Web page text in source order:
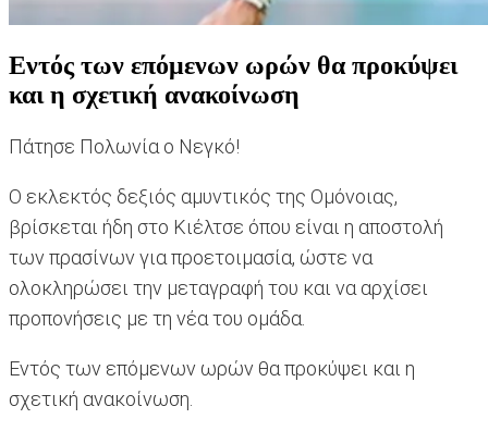
Εντός των επόμενων ωρών θα προκύψει
και η σχετική ανακοίνωση
Πάτησε Πολωνία ο Νεγκό!
Ο εκλεκτός δεξιός αμυντικός της Ομόνοιας,
βρίσκεται ήδη στο Κιέλτσε όπου είναι η αποστολή
των πρασίνων για προετοιμασία, ώστε να
ολοκληρώσει την μεταγραφή του και να αρχίσει
προπονήσεις με τη νέα του ομάδα.
Εντός των επόμενων ωρών θα προκύψει και η
σχετική ανακοίνωση.